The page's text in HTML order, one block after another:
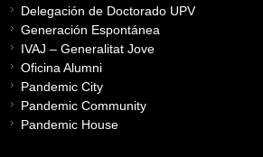
Delegación de Doctorado UPV
Generación Espontánea
IVAJ – Generalitat Jove
Oficina Alumni
Pandemic City
Pandemic Community
Pandemic House